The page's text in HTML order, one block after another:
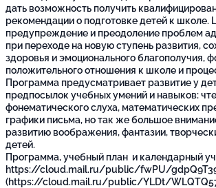
дать возможность получить
рекомендации о подготовке детей к школе.
предупреждение и преодоление проблем
при переходе на новую ступень развития,
здоровья и эмоционального благополучия,
положительного отношения к школе и
Программа предусматривает развитие у
предпосылок учебных умений и навыков:
фонематического слуха, математических
графики письма, но так же большое
развитию воображения, фантазии,
детей.
Программа, учебный план и календарный
https://cloud.mail.ru/public/fwPU/
(https://cloud.mail.ru/public/YLDt/